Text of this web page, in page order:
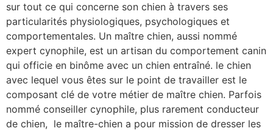
sur tout ce qui concerne son chien à travers ses
particularités physiologiques, psychologiques et
comportementales. Un maître chien, aussi nommé
expert cynophile, est un artisan du comportement canin
qui officie en binôme avec un chien entraîné. le chien
avec lequel vous êtes sur le point de travailler est le
composant clé de votre métier de maître chien. Parfois
nommé conseiller cynophile, plus rarement conducteur
de chien, le maître-chien a pour mission de dresser les